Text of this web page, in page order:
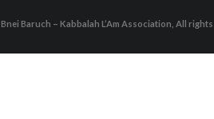
Bnei Baruch – Kabbalah L’Am Association, All